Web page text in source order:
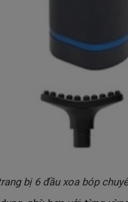
bị 6 đầu xoa bóp